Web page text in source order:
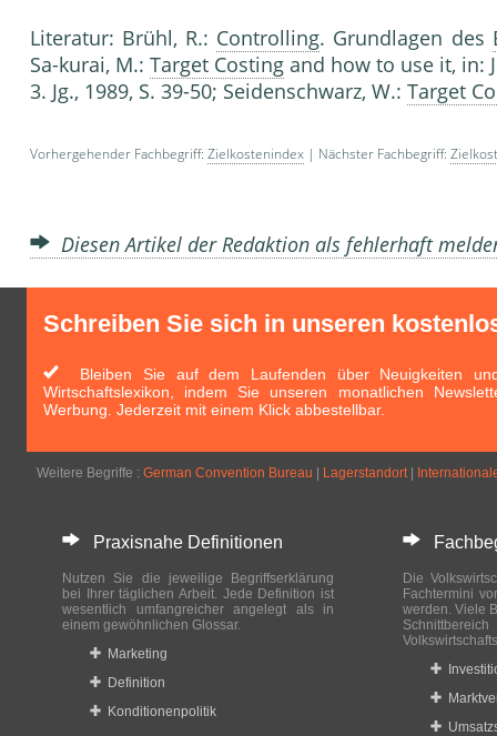
Literatur: Brühl, R.: Controlling. Grundlagen des
Sa-kurai, M.: Target Costing and how to use it, in:
3. Jg., 1989, S. 39-50; Seidenschwarz, W.: Target
Vorhergehender Fachbegriff: Zielkostenindex | Nächster Fachbegriff:
Diesen Artikel der Redaktion als fehlerhaft
Schreiben Sie sich in unseren
Bleiben Sie auf dem Laufenden über Neuigkeiten
Wirtschaftslexikon, indem Sie unseren monatlichen
Werbung. Jederzeit mit einem Klick abbestellbar.
Weitere Begriffe : German Convention Bureau Lagerstandort|
Praxisnahe Definitionen
Nutzen Sie die jeweilige Begriffserklärung
bei Ihrer täglichen Arbeit. Jede Definition ist
wesentlich umfangreicher angelegt als in
einem gewöhnlichen Glossar.
Marketing
Definition
Konditionenpolitik
Die
Fachtermini
werden. Viele